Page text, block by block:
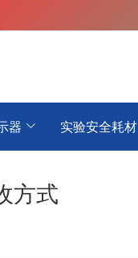
器 实验安全耗材
方式